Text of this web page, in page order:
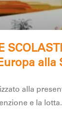
alla
alla
e la lotta